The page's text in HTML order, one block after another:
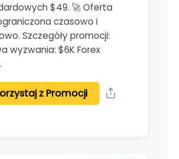
$49. 🚀 Oferta
czasowo i
Szczegóły promocji:
wyzwania: $6K Forex
z Promocji